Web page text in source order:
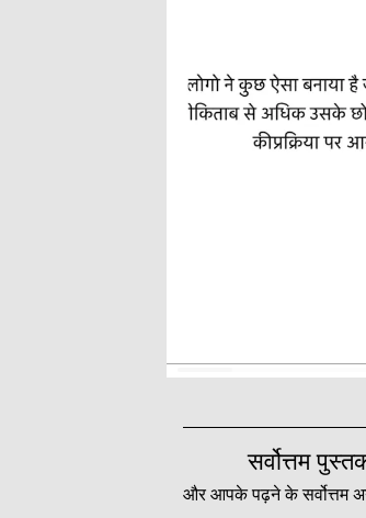
सर्वोत्तम
और आपके पढ़ने के सर्वोत्तम